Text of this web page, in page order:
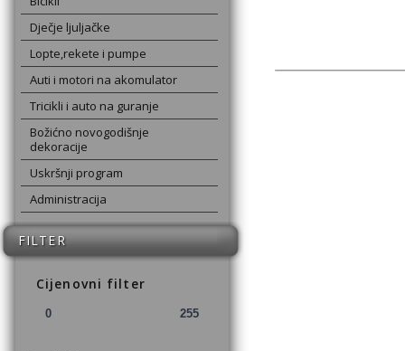
Dječje ljuljačke
Lopte,rekete i pumpe
Auti i motori na akomulator
Tricikli i auto na guranje
Božićno novogodišnje
dekoracije
Uskršnji program
Administracija
FILTER
Cijenovni filter